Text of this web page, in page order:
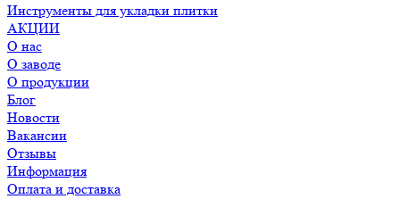
Инструменты для укладки плитки
АКЦИИ
О нас
О заводе
О продукции
Блог
Новости
Вакансии
Отзывы
Информация
Оплата и доставка